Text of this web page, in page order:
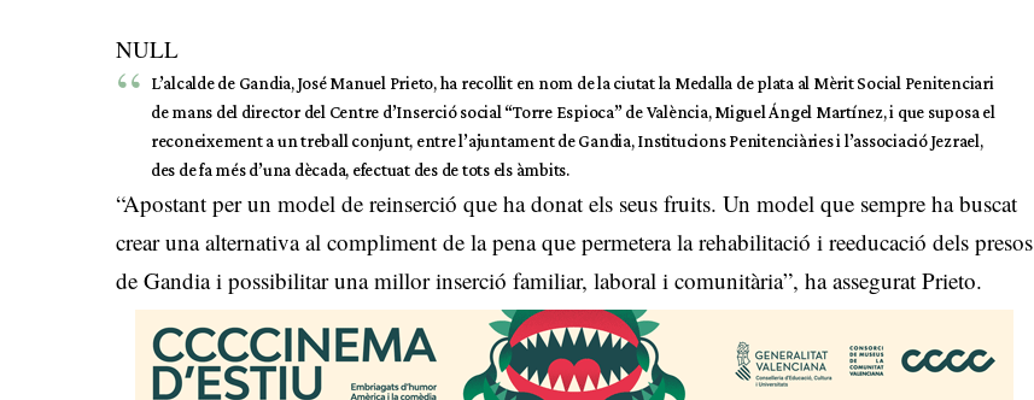
NULL
L’alcalde de Gandia, José Manuel Prieto, ha recollit en nom de la ciutat la Medalla de plata al Mèrit Social Penitenciari
de mans del director del Centre d’Inserció social “Torre Espioca” de València, Miguel Ángel Martínez, i que suposa el
reconeixement a un treball conjunt, entre l’ajuntament de Gandia, Institucions Penitenciàries i l’associació Jezrael,
des de fa més d’una dècada, efectuat des de tots els àmbits.
“Apostant per un model de reinserció que ha donat els seus fruits. Un model que sempre ha buscat
crear una alternativa al compliment de la pena que permetera la rehabilitació i reeducació dels presos
de Gandia i possibilitar una millor inserció familiar, laboral i comunitària”, ha assegurat Prieto.